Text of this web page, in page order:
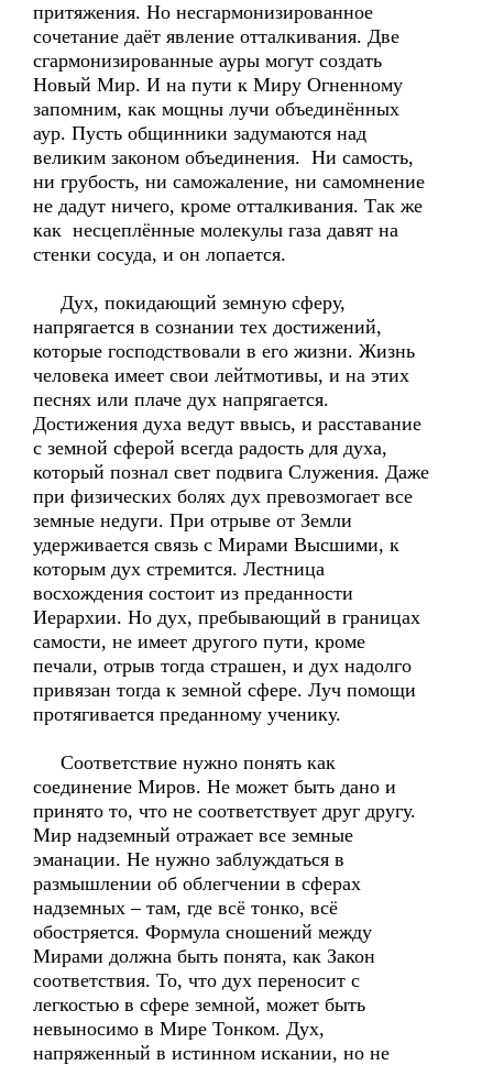
притяжения. Но несгармонизированное
сочетание даёт явление отталкивания. Две
сгармонизированные ауры могут создать
Новый Мир. И на пути к Миру Огненному
запомним, как мощны лучи объединённых
аур. Пусть общинники задумаются над
великим законом объединения. Ни самость,
ни грубость, ни саможаление, ни самомнение
не дадут ничего, кроме отталкивания. Так же
как несцеплённые молекулы газа давят на
стенки сосуда, и он лопается.
Дух, покидающий земную сферу,
напрягается в сознании тех достижений,
которые господствовали в его жизни. Жизнь
человека имеет свои лейтмотивы, и на этих
песнях или плаче дух напрягается.
Достижения духа ведут ввысь, и расставание
с земной сферой всегда радость для духа,
который познал свет подвига Служения. Даже
при физических болях дух превозмогает все
земные недуги. При отрыве от Земли
удерживается связь с Мирами Высшими, к
которым дух стремится. Лестница
восхождения состоит из преданности
Иерархии. Но дух, пребывающий в границах
самости, не имеет другого пути, кроме
печали, отрыв тогда страшен, и дух надолго
привязан тогда к земной сфере. Луч помощи
протягивается преданному ученику.
Соответствие нужно понять как
соединение Миров. Не может быть дано и
принято то, что не соответствует друг другу.
Мир надземный отражает все земные
эманации. Не нужно заблуждаться в
размышлении об облегчении в сферах
надземных – там, где всё тонко, всё
обостряется. Формула сношений между
Мирами должна быть понята, как Закон
соответствия. То, что дух переносит с
легкостью в сфере земной, может быть
невыносимо в Мире Тонком. Дух,
напряженный в истинном искании, но не